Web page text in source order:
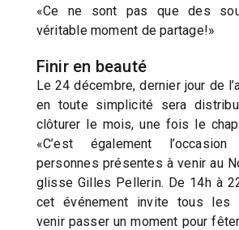
«Ce ne sont pas que des
véritable moment de partage!»
Finir en beauté
Le 24 décembre, dernier jour de
en toute simplicité sera
clôturer le mois, une fois le
«C’est également
personnes présentes à venir au
glisse Gilles Pellerin. De 14h à
cet événement invite tous les
venir passer un moment pour